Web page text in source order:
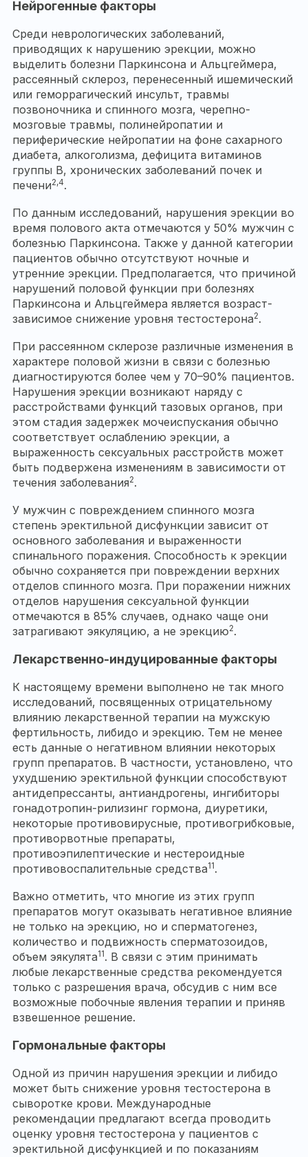
Нейрогенные факторы
Среди неврологических заболеваний,
приводящих к нарушению эрекции, можно
выделить болезни Паркинсона и Альцгеймера,
рассеянный склероз, перенесенный ишемический
или геморрагический инсульт, травмы
позвоночника и спинного мозга, черепно-
мозговые травмы, полинейропатии и
периферические нейропатии на фоне сахарного
диабета, алкоголизма, дефицита витаминов
группы B, хронических заболеваний почек и
печени2,4.
По данным исследований, нарушения эрекции во
время полового акта отмечаются у 50% мужчин с
болезнью Паркинсона. Также у данной категории
пациентов обычно отсутствуют ночные и
утренние эрекции. Предполагается, что причиной
нарушений половой функции при болезнях
Паркинсона и Альцгеймера является возраст-
зависимое снижение уровня тестостерона2.
При рассеянном склерозе различные изменения в
характере половой жизни в связи с болезнью
диагностируются более чем у 70–90% пациентов.
Нарушения эрекции возникают наряду с
расстройствами функций тазовых органов, при
этом стадия задержек мочеиспускания обычно
соответствует ослаблению эрекции, а
выраженность сексуальных расстройств может
быть подвержена изменениям в зависимости от
течения заболевания2.
У мужчин с повреждением спинного мозга
степень эректильной дисфункции зависит от
основного заболевания и выраженности
спинального поражения. Способность к эрекции
обычно сохраняется при повреждении верхних
отделов спинного мозга. При поражении нижних
отделов нарушения сексуальной функции
отмечаются в 85% случаев, однако чаще они
затрагивают эякуляцию, а не эрекцию2.
Лекарственно-индуцированные факторы
К настоящему времени выполнено не так много
исследований, посвященных отрицательному
влиянию лекарственной терапии на мужскую
фертильность, либидо и эрекцию. Тем не менее
есть данные о негативном влиянии некоторых
групп препаратов. В частности, установлено, что
ухудшению эректильной функции способствуют
антидепрессанты, антиандрогены, ингибиторы
гонадотропин-рилизинг гормона, диуретики,
некоторые противовирусные, противогрибковые,
противорвотные препараты,
противоэпилептические и нестероидные
противовоспалительные средства11.
Важно отметить, что многие из этих групп
препаратов могут оказывать негативное влияние
не только на эрекцию, но и сперматогенез,
количество и подвижность сперматозоидов,
объем эякулята11. В связи с этим принимать
любые лекарственные средства рекомендуется
только с разрешения врача, обсудив с ним все
возможные побочные явления терапии и приняв
взвешенное решение.
Гормональные факторы
Одной из причин нарушения эрекции и либидо
может быть снижение уровня тестостерона в
сыворотке крови. Международные
рекомендации предлагают всегда проводить
оценку уровня тестостерона у пациентов с
эректильной дисфункцией и по показаниям